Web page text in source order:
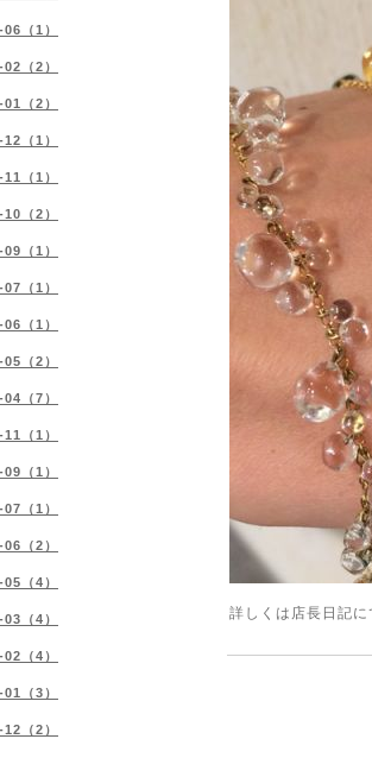
詳しくは 店長日記に
（1）
（2）
（2）
（1）
（1）
（2）
（1）
（1）
（1）
（2）
（7）
（1）
（1）
（1）
（2）
（4）
（4）
（4）
（3）
（2）